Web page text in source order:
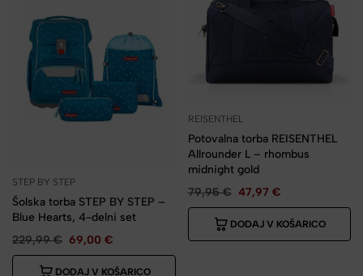
STEP BY STEP
Šolska torba STEP BY STEP –
Blue Hearts, 4-delni set
229,99€ 69,00 €
DODAJ V KOŠARICO
REISENTHEL
Potovalna torba REISENTHEL
Allrounder L – rhombus
midnight gold
79,95€ 47,97 €
DODAJ V KOŠARICO